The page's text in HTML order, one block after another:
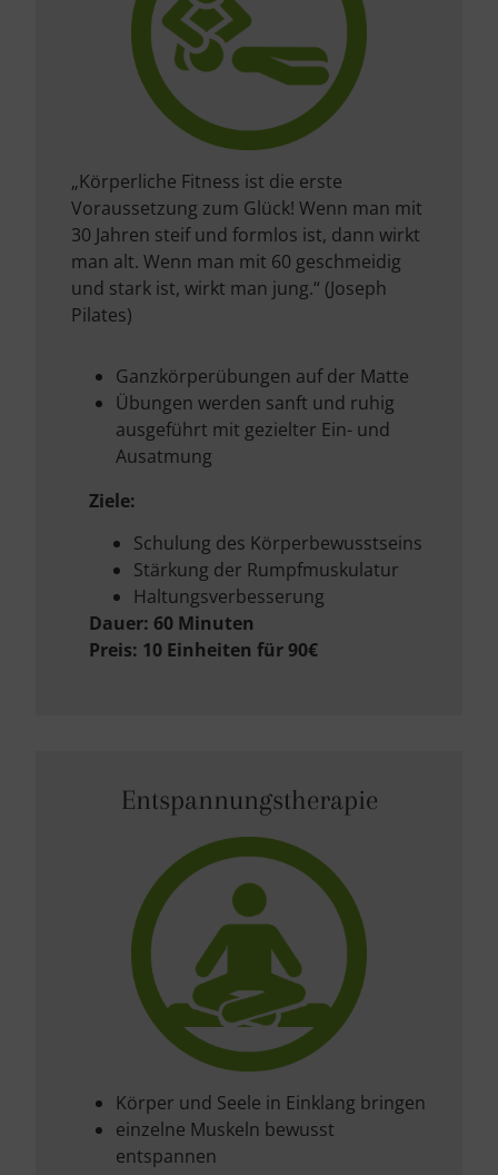
„Körperliche Fitness ist die erste
Voraussetzung zum Glück! Wenn man mit
30 Jahren steif und formlos ist, dann wirkt
man alt. Wenn man mit 60 geschmeidig
und stark ist, wirkt man jung.“ (Joseph
Pilates)
Ganzkörperübungen auf der Matte
Übungen werden sanft und ruhig
ausgeführt mit gezielter Ein- und
Ausatmung
Ziele:
Schulung des Körperbewusstseins
Stärkung der Rumpfmuskulatur
Haltungsverbesserung
Dauer: 60 Minuten
Preis: 10 Einheiten für 90€
Entspannungstherapie
Körper und Seele in Einklang bringen
einzelne Muskeln bewusst
entspannen